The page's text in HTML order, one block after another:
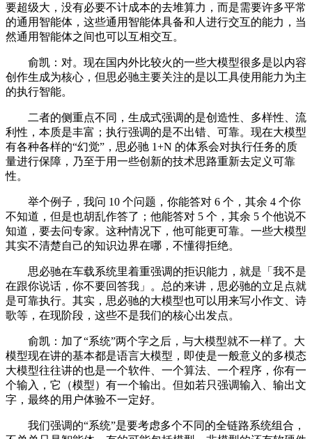
要超级大，没有必要不计成本的去堆算力，而是需要许多平常
的通用智能体，这些通用智能体具备和人进行交互的能力，当
然通用智能体之间也可以互相交互。
俞凯：对。现在国内外比较火的一些大模型很多是以内容
创作生成为核心，但思必驰主要关注的是以工具使用能力为主
的执行智能。
二者的侧重点不同，生成式强调的是创造性、多样性、流
利性，本质是丰富；执行强调的是不出错、可靠。现在大模型
有各种各样的“幻觉”，思必驰 1+N 的体系会对执行任务的质
量进行保障，乃至于用一些创新的技术思路重新去定义可靠
性。
举个例子，我问 10 个问题，你能答对 6 个，其余 4 个你
不知道，但是也胡乱作答了；他能答对 5 个，其余 5 个他说不
知道，要去问专家。这种情况下，他可能更可靠。一些大模型
其实不清楚自己的知识边界在哪，不懂得拒绝。
思必驰在车载系统里着重强调的拒识能力，就是「我不是
在跟你说话，你不要回答我」。总的来讲，思必驰的立足点就
是可靠执行。其实，思必驰的大模型也可以用来写小作文、诗
歌等，在现阶段，这些不是我们的核心出发点。
俞凯：加了“系统”两个字之后，与大模型就不一样了。大
模型现在讲的基本都是语言大模型，即使是一般意义的多模态
大模型往往讲的也是一个软件、一个算法、一个程序，你有一
个输入，它（模型）有一个输出。但如若只强调输入、输出文
字，最终的用户体验不一定好。
我们强调的“系统”是要考虑多个不同的全链路系统组合，